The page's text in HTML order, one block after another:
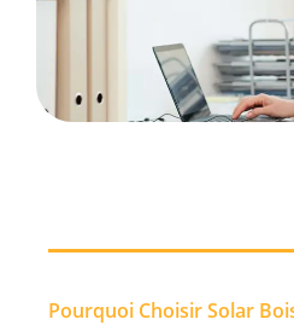
Pourquoi Choisir Solar